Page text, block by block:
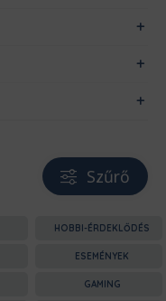
Szűrő
HOBBI-ÉRDEKLŐDÉS
ESEMÉNYEK
GAMING